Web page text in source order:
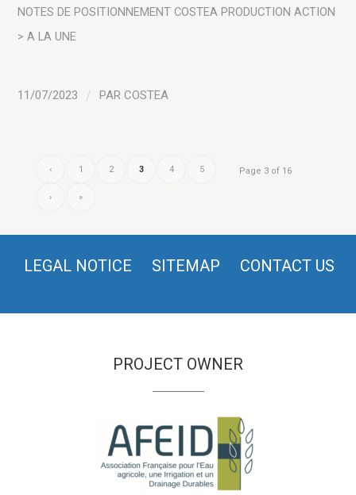
NOTES DE POSITIONNEMENT COSTEA PRODUCTION ACTION
> A LA UNE
11/07/2023 / PARCOSTEA
Page 3 of 16
‹ 1 2 3 4 5
› »
LEGAL NOTICE SITEMAP CONTACT US
PROJECT OWNER